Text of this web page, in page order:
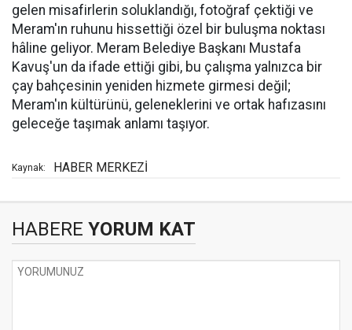
gelen misafirlerin soluklandığı, fotoğraf çektiği ve
Meram'ın ruhunu hissettiği özel bir buluşma noktası
hâline geliyor. Meram Belediye Başkanı Mustafa
Kavuş'un da ifade ettiği gibi, bu çalışma yalnızca bir
çay bahçesinin yeniden hizmete girmesi değil;
Meram'ın kültürünü, geleneklerini ve ortak hafızasını
geleceğe taşımak anlamı taşıyor.
Kaynak: HABER MERKEZİ
HABERE YORUM KAT